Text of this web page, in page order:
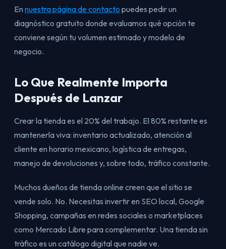
En nuestra página de contacto puedes pedir un
diagnóstico gratuito donde evaluamos qué opción te
conviene según tu volumen estimado y modelo de
negocio.
Lo Que Realmente Importa
Después de Lanzar
Crear la tienda es el 20% del trabajo. El 80% restante es
mantenerla viva: inventario actualizado, atención al
cliente en horario mexicano, logística de entregas,
manejo de devoluciones y, sobre todo, tráfico constante.
Muchos dueños de tienda online creen que el sitio se
vende solo. No. Necesitas invertir en SEO local, Google
Shopping, campañas en redes sociales o marketplaces
como Mercado Libre para complementar. Una tienda sin
tráfico es un catálogo digital que nadie ve.